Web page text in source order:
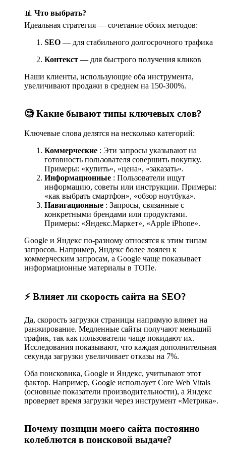
📊 Что выбрать?
Идеальная стратегия — сочетание обоих методов:
SEO — для стабильного долгосрочного трафика
Контекст — для быстрого получения кликов
Наши клиенты, использующие оба инструмента,
увеличивают продажи в среднем на 150-300%.
🧐 Какие бывают типы ключевых слов?
Ключевые слова делятся на несколько категорий:
Коммерческие : Эти запросы указывают на
готовность пользователя совершить покупку.
Примеры: «купить», «цена», «заказать».
Информационные : Пользователи ищут
информацию, советы или инструкции. Примеры:
«как выбрать смартфон», «обзор ноутбука».
Навигационные : Запросы, связанные с
конкретными брендами или продуктами.
Примеры: «Яндекс.Маркет», «Apple iPhone».
Google и Яндекс по-разному относятся к этим типам
запросов. Например, Яндекс более лоялен к
коммерческим запросам, а Google чаще показывает
информационные материалы в ТОПе.
⚡️ Влияет ли скорость сайта на SEO?
Да, скорость загрузки страницы напрямую влияет на
ранжирование. Медленные сайты получают меньший
трафик, так как пользователи чаще покидают их.
Исследования показывают, что каждая дополнительная
секунда загрузки увеличивает отказы на 7%.
Оба поисковика, Google и Яндекс, учитывают этот
фактор. Например, Google использует Core Web Vitals
(основные показатели производительности), а Яндекс
проверяет время загрузки через инструмент «Метрика».
Почему позиции моего сайта постоянно
колеблются в поисковой выдаче?